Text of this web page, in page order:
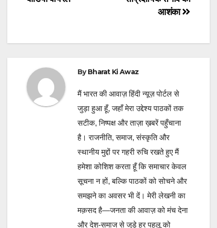
navigation
आशंका
ByBharat Ki Awaz
मैं भारत की आवाज़ हिंदी न्यूज़ पोर्टल से
जुड़ा हुआ हूँ, जहाँ मेरा उद्देश्य पाठकों तक
सटीक, निष्पक्ष और ताज़ा ख़बरें पहुँचाना
है। राजनीति, समाज, संस्कृति और
स्थानीय मुद्दों पर गहरी रुचि रखते हुए मैं
हमेशा कोशिश करता हूँ कि समाचार केवल
सूचना न हों, बल्कि पाठकों को सोचने और
समझने का अवसर भी दें। मेरी लेखनी का
मक़सद है—जनता की आवाज़ को मंच देना
और देश-समाज से जुड़े हर पहलू को